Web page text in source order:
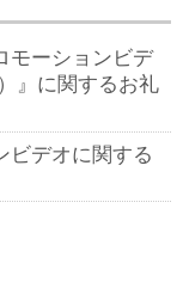
モーションビデ
』に関するお礼
ビデオに関する